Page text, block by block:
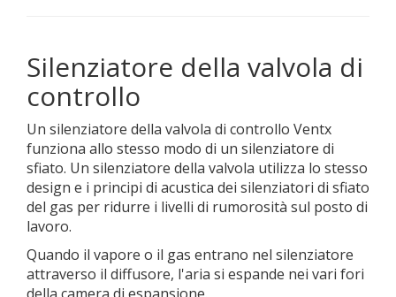
Silenziatore della valvola di
controllo
Un silenziatore della valvola di controllo Ventx
funziona allo stesso modo di un silenziatore di
sfiato. Un silenziatore della valvola utilizza lo stesso
design e i principi di acustica dei silenziatori di sfiato
del gas per ridurre i livelli di rumorosità sul posto di
lavoro.
Quando il vapore o il gas entrano nel silenziatore
attraverso il diffusore, l'aria si espande nei vari fori